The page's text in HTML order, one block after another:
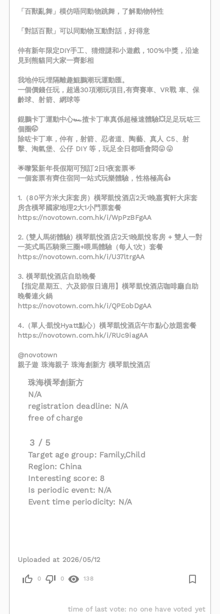
「百獸亂舞」模仿唔同動物跳舞，了解動物特性
「對話百獸」可以同動物互動對話，好得意
仲有新年限定DIY手工、猜燈謎和小遊戲，100%中獎，沿途
見到熊貓同大家一齊影相
我地仲玩埋隔離趣鯤鵬潮玩運動匯。
一個價錢任玩，超過30項潮玩項目,有齊賽車、VR戰 車、保
齡球、射箭、網球等
錕鵬卡丁運動中心🏎️揸卡丁車真係超極速體驗💥足足玩咗三
個圈🤭
除咗卡丁車，仲有，射箭、忍者道、陶藝、真人 C5、射
擊、淘氣堡、公仔 DIY 等，玩足全日都唔會悶😛😛
🌟嚟緊新年長假期可預訂2日1夜套票🌟
一個套票有齊住宿同一站式玩樂體驗，性格極高👍
1.（80平方米大床套房）橫琴凱悅酒店2天1晚嘉賓軒大床套
房含橫琴國家地理2大1小門票套餐
https://novotown.com.hk/i/WpPzBFgAA
2. (雙人馬術體驗) 橫琴凱悅酒店2天1晚凱悅客房 + 雙人一對
一英式馬匹騎乘三圈+喂馬體驗（每人1次）套餐
https://novotown.com.hk/i/U37ltrgAA
3. 橫琴凱悅酒店自助晚餐
【指定星期五、六及節假日適用】橫琴凱悅酒店咖啡廳自助
晚餐連火鍋
https://novotown.com.hk/i/QPEobDgAA
4.（單人·凱悅Hyatt點心）橫琴凱悅酒店午市點心放題套餐
https://novotown.com.hk/i/RUc9iagAA
@novotown
親子遊 珠海親子 珠海創新方 橫琴凱悅酒店
珠海橫琴創新方
N/A
registration deadline: N/A
free of charge
3 / 5
Target age group: Family,Child
Region: China
Interesting score: 8
Is periodic event: N/A
Event time periodicity: N/A
Uploaded at 2026/05/12
0 0 138
time of last vote: no one have voted yet